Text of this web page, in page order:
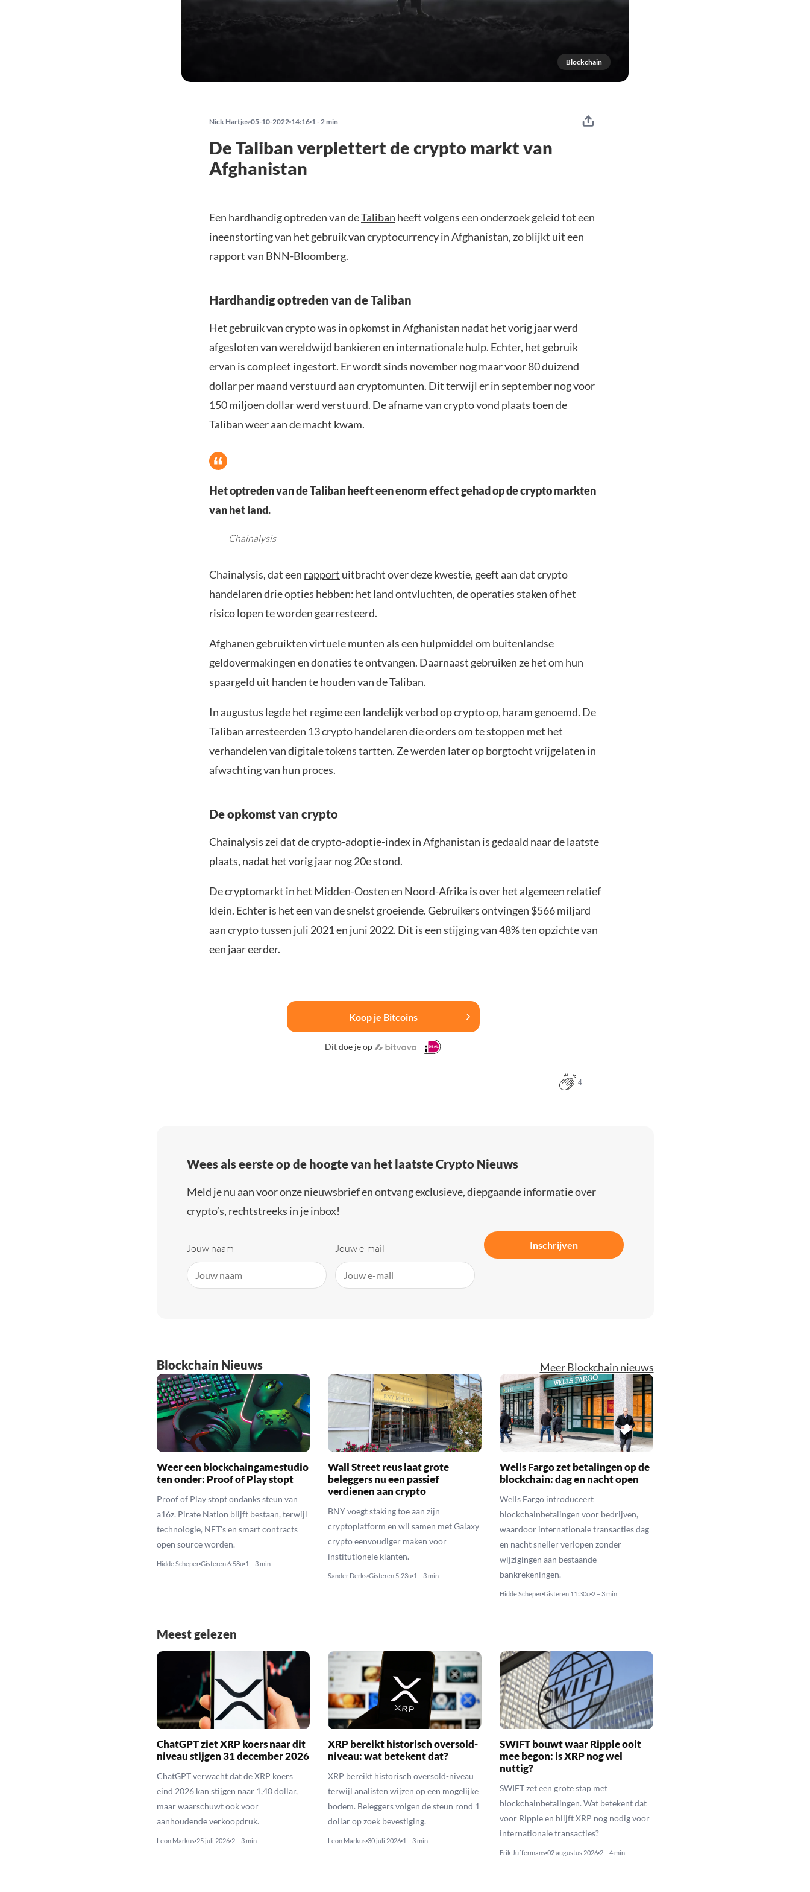
Blockchain
Nick Hartjes 05-10-2022 14:16 1 - 2 min
De Taliban verplettert de crypto markt van
Afghanistan
Een hardhandig optreden van deTaliban heeft volgens een onderzoek geleid tot een
ineenstorting van het gebruik van cryptocurrency in Afghanistan, zo blijkt uit een
rapport van BNN-Bloomberg.
Hardhandig optreden van de Taliban
Het gebruik van crypto was in opkomst in Afghanistan nadat het vorig jaar werd
afgesloten van wereldwijd bankieren en internationale hulp. Echter, het gebruik
ervan is compleet ingestort. Er wordt sinds november nog maar voor 80 duizend
dollar per maand verstuurd aan cryptomunten. Dit terwijl er in september nog voor
150 miljoen dollar werd verstuurd. De afname van crypto vond plaats toen de
Taliban weer aan de macht kwam.
Het optreden van de Taliban heeft een enorm effect gehad op de crypto markten
van het land.
– Chainalysis
Chainalysis, dat een rapport uitbracht over deze kwestie, geeft aan dat crypto
handelaren drie opties hebben: het land ontvluchten, de operaties staken of het
risico lopen te worden gearresteerd.
Afghanen gebruikten virtuele munten als een hulpmiddel om buitenlandse
geldovermakingen en donaties te ontvangen. Daarnaast gebruiken ze het om hun
spaargeld uit handen te houden van de Taliban.
In augustus legde het regime een landelijk verbod op crypto op, haram genoemd. De
Taliban arresteerden 13 crypto handelaren die orders om te stoppen met het
verhandelen van digitale tokens tartten. Ze werden later op borgtocht vrijgelaten in
afwachting van hun proces.
De opkomst van crypto
Chainalysis zei dat de crypto-adoptie-index in Afghanistan is gedaald naar de laatste
plaats, nadat het vorig jaar nog 20e stond.
De cryptomarkt in het Midden-Oosten en Noord-Afrika is over het algemeen relatief
klein. Echter is het een van de snelst groeiende. Gebruikers ontvingen $566 miljard
aan crypto tussen juli 2021 en juni 2022. Dit is een stijging van 48% ten opzichte van
een jaar eerder.
Koop je Bitcoins
Dit doe je op
4
Wees als eerste op de hoogte van het laatste Crypto Nieuws
Meld je nu aan voor onze nieuwsbrief en ontvang exclusieve, diepgaande informatie over
crypto’s, rechtstreeks in je inbox!
Jouw naam Jouw e-mail Inschrijven
Blockchain Nieuws Meer Blockchain nieuws
Weer een blockchaingamestudio
ten onder: Proof of Play stopt
Proof of Play stopt ondanks steun van
a16z. Pirate Nation blijft bestaan, terwijl
technologie, NFT’s en smart contracts
open source worden.
Hidde Scheper Gisteren 6:58u 1 – 3 min
Wall Street reus laat grote
beleggers nu een passief
verdienen aan crypto
BNY voegt staking toe aan zijn
cryptoplatform en wil samen met Galaxy
crypto eenvoudiger maken voor
institutionele klanten.
Sander Derks Gisteren 5:23u 1 – 3 min
Wells Fargo zet betalingen op de
blockchain: dag en nacht open
Wells Fargo introduceert
blockchainbetalingen voor bedrijven,
waardoor internationale transacties dag
en nacht sneller verlopen zonder
wijzigingen aan bestaande
bankrekeningen.
Hidde Scheper Gisteren 11:30u 2 – 3 min
Meest gelezen
ChatGPT ziet XRP koers naar dit
niveau stijgen 31 december 2026
ChatGPT verwacht dat de XRP koers
eind 2026 kan stijgen naar 1,40 dollar,
maar waarschuwt ook voor
aanhoudende verkoopdruk.
Leon Markus 25 juli 2026 2 – 3 min
XRP bereikt historisch oversold-
niveau: wat betekent dat?
XRP bereikt historisch oversold-niveau
terwijl analisten wijzen op een mogelijke
bodem. Beleggers volgen de steun rond 1
dollar op zoek bevestiging.
Leon Markus 30 juli 2026 1 – 3 min
SWIFT bouwt waar Ripple ooit
mee begon: is XRP nog wel
nuttig?
SWIFT zet een grote stap met
blockchainbetalingen. Wat betekent dat
voor Ripple en blijft XRP nog nodig voor
internationale transacties?
Erik Juffermans 02 augustus 2026 2 – 4 min